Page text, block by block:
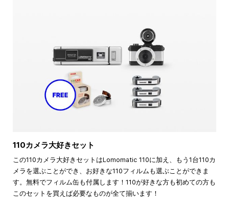
110カメラ大好きセット
この110カメラ大好きセットはLomomatic 110に加え、もう1台110カ
メラを選ぶことができ、お好きな110フィルムも選ぶことができま
す。無料でフィルム缶も付属します！110が好きな方も初めての方も
このセットを買えば必要なものが全て揃います！